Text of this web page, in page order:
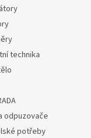
technika
odpuzovače
potřeby